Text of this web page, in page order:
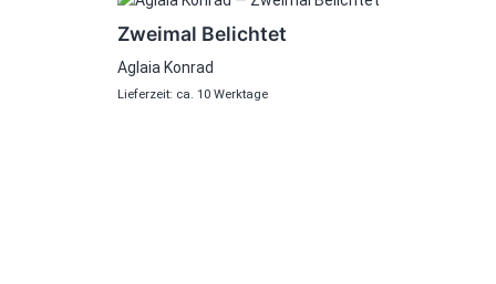
Zweimal Belichtet
Aglaia Konrad
Lieferzeit: ca. 10 Werktage